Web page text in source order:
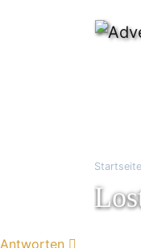
Startseite
Antworten